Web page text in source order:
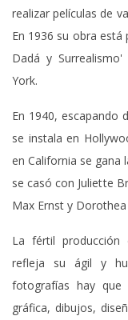
realizar películas de
En 1936 su obra
Dadá y
York.
En 1940, escapando
se instala en
en California se gana
se casó con Juliette
Max Ernst y
La fértil producción
refleja su ágil y
fotografías hay que
gráfica, dibujos,